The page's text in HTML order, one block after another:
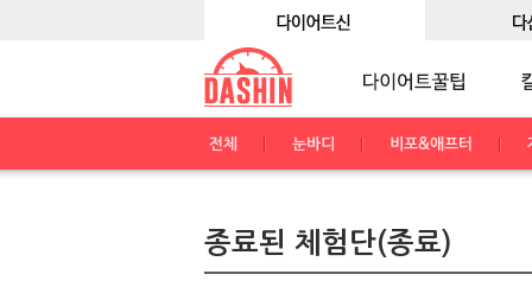
전체 눈바디 비포&애프터
종료된 체험단(종료)